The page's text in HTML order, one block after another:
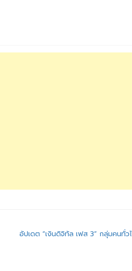
อัปเดต “เงินดิจิทัล เฟส 3” กลุ่มคนทั่ว